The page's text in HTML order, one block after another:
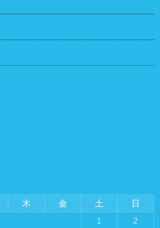
木 金 土
日
1
2